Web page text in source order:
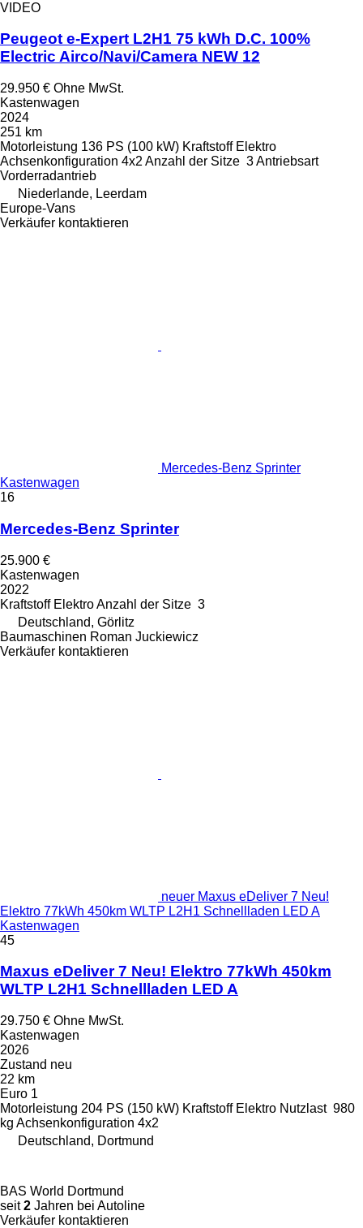
VIDEO
Peugeot e-Expert L2H1 75 kWh D.C. 100%
Electric Airco/Navi/Camera NEW 12
29.950 € Ohne MwSt.
Kastenwagen
2024
251 km
Motorleistung 136 PS (100 kW) Kraftstoff Elektro
Achsenkonfiguration 4x2 Anzahl der Sitze 3Antriebsart
Vorderradantrieb
Niederlande, Leerdam
Europe-Vans
Verkäufer kontaktieren
Mercedes-Benz Sprinter
Kastenwagen
16
Mercedes-Benz Sprinter
25.900 €
Kastenwagen
2022
Kraftstoff ElektroAnzahl der Sitze 3
Deutschland, Görlitz
Baumaschinen Roman Juckiewicz
Verkäufer kontaktieren
neuer Maxus eDeliver 7 Neu!
Elektro 77kWh 450km WLTP L2H1 Schnellladen LED A
Kastenwagen
45
Maxus eDeliver 7 Neu! Elektro 77kWh 450km
WLTP L2H1 Schnellladen LED A
29.750 € Ohne MwSt.
Kastenwagen
2026
Zustand neu
22 km
Euro 1
Motorleistung 204 PS (150 kW) Kraftstoff Elektro Nutzlast 980
kg Achsenkonfiguration 4x2
Deutschland, Dortmund
BAS World Dortmund
seit2 Jahren bei Autoline
Verkäufer kontaktieren